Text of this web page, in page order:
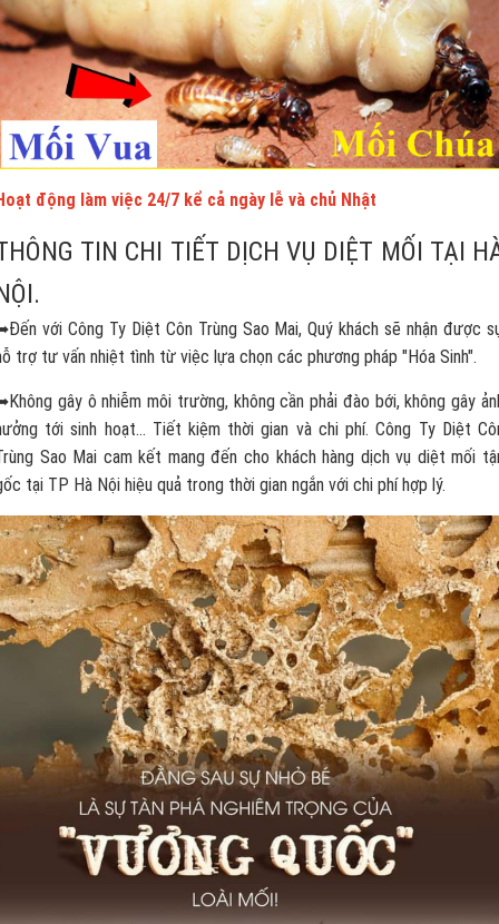
động làm việc 24/7 kể cả ngày lễ và chủ Nhật
TIN CHI TIẾT DỊCH VỤ DIỆT MỐI TẠI
với Công Ty Diệt Côn Trùng Sao Mai, Quý khách sẽ nhận được
trợ tư vấn nhiệt tình từ việc lựa chọn các phương pháp "Hóa Sinh".
gây ô nhiễm môi trường, không cần phải đào bới, không gây
tới sinh hoạt... Tiết kiệm thời gian và chi phí. Công Ty Diệt
Sao Mai cam kết mang đến cho khách hàng dịch vụ diệt mối
tại TP Hà Nội hiệu quả trong thời gian ngắn với chi phí hợp lý.